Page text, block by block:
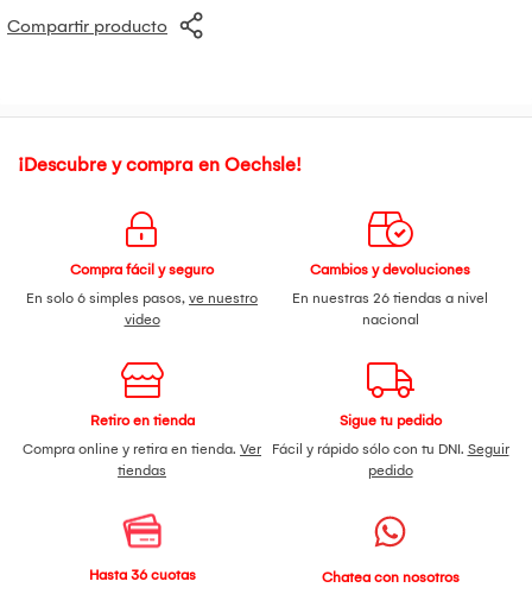
Compartir producto
¡Descubre y compra en Oechsle!
Compra fácil y seguro
En solo 6 simples pasos, ve nuestro
video
Cambios y devoluciones
En nuestras 26 tiendas a nivel
nacional
Retiro en tienda
Compra online y retira en tienda. Ver
tiendas
Sigue tu pedido
Fácil y rápido sólo con tu DNI. Seguir
pedido
Hasta 36 cuotas
Chatea con nosotros